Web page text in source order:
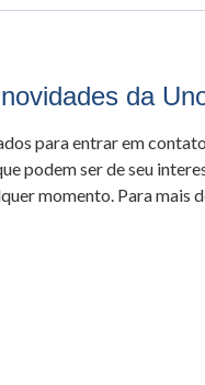
da
para entrar em
podem ser de seu
momento. Para mais